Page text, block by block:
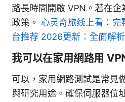
路長時間開啟 VPN。若在
政策。 心灵奇旅线上看：完
台推荐 2026更新：全面解
我可以在家用網路用
可以，家用網路測試是常見
與研究用途。確保伺服器位